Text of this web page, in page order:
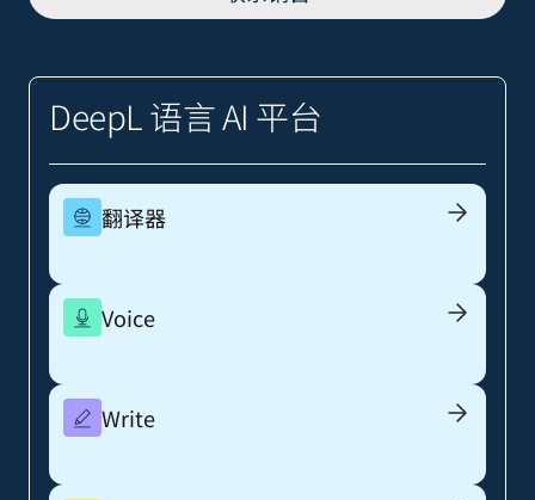
DeepL 语言 AI 平台
翻译器
Voice
Write